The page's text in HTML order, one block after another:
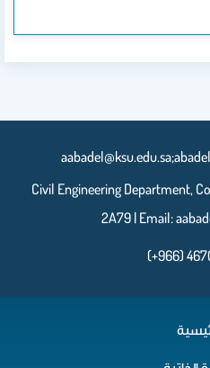
Civil Engineering Department,
2A79 | Email:
(+966)